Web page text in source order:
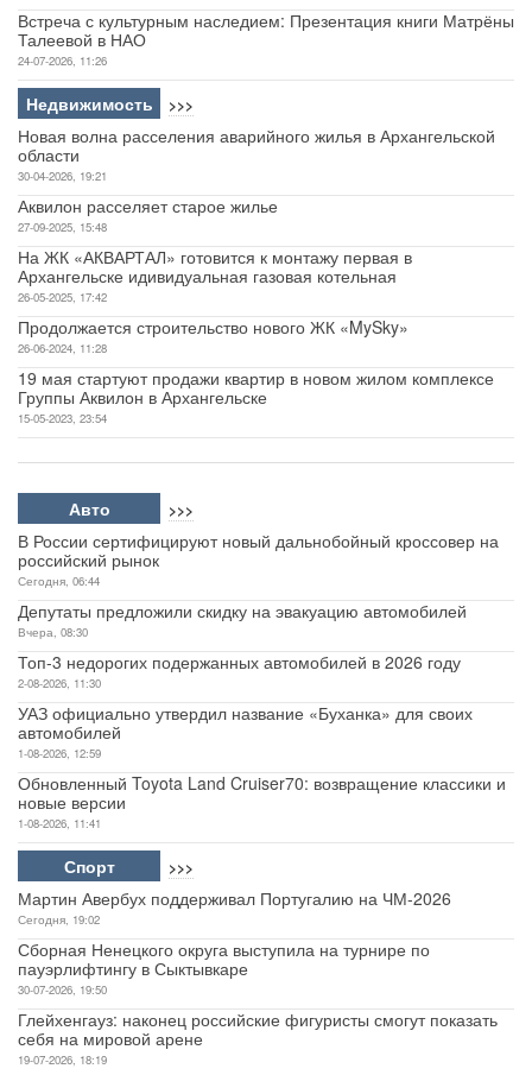
Встреча с культурным наследием: Презентация книги Матрёны
Талеевой в НАО
24-07-2026, 11:26
Недвижимость >>>
Новая волна расселения аварийного жилья в Архангельской
области
30-04-2026, 19:21
Аквилон расселяет старое жилье
27-09-2025, 15:48
На ЖК «АКВАРТАЛ» готовится к монтажу первая в
Архангельске идивидуальная газовая котельная
26-05-2025, 17:42
Продолжается строительство нового ЖК «MySky»
26-06-2024, 11:28
19 мая стартуют продажи квартир в новом жилом комплексе
Группы Аквилон в Архангельске
15-05-2023, 23:54
Авто >>>
В России сертифицируют новый дальнобойный кроссовер на
российский рынок
Сегодня, 06:44
Депутаты предложили скидку на эвакуацию автомобилей
Вчера, 08:30
Топ-3 недорогих подержанных автомобилей в 2026 году
2-08-2026, 11:30
УАЗ официально утвердил название «Буханка» для своих
автомобилей
1-08-2026, 12:59
Обновленный Toyota Land Cruiser70: возвращение классики и
новые версии
1-08-2026, 11:41
Спорт >>>
Мартин Авербух поддерживал Португалию на ЧМ-2026
Сегодня, 19:02
Сборная Ненецкого округа выступила на турнире по
пауэрлифтингу в Сыктывкаре
30-07-2026, 19:50
Глейхенгауз: наконец российские фигуристы смогут показать
себя на мировой арене
19-07-2026, 18:19